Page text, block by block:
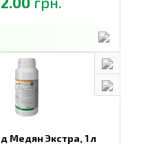
Медян Экстра, 1 л